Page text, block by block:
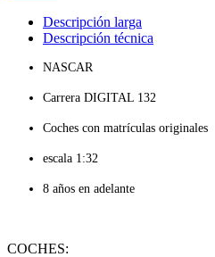
Descripción larga
Descripción técnica
NASCAR
Carrera DIGITAL 132
Coches con matrículas originales
escala 1:32
8 años en adelante
COCHES: